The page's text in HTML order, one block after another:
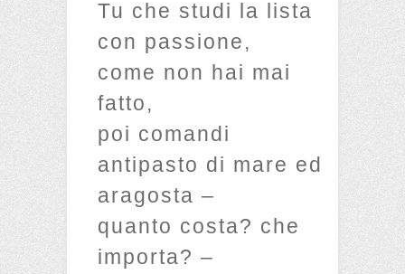
Tu che studi la lista
con passione,
come non hai mai
fatto,
poi comandi
antipasto di mare ed
aragosta –
quanto costa? che
importa? –